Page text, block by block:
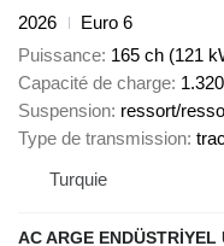
2026
Euro 6
Puissance 165 ch (121
Capacité de charge
Suspension ressort/
Type de transmission
Turquie
AC ARGE